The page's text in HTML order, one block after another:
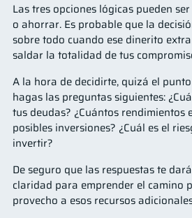
Las tres opciones lógicas pueden
o ahorrar. Es probable que la
sobre todo cuando ese dinerito
saldar la totalidad de tus
A la hora de decidirte, quizá el
hagas las preguntas siguientes:
tus deudas? ¿Cuántos rendimientos
posibles inversiones? ¿Cuál es el
invertir?
De seguro que las respuestas te
claridad para emprender el camino
provecho a esos recursos